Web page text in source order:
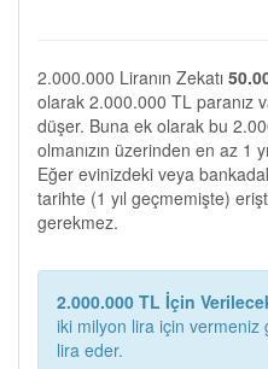
2.000.000 Liranın Zekatı
olarak 2.000.000 TL paranız
düşer. Buna ek olarak bu
olmanızın üzerinden en az 1
Eğer evinizdeki veya
tarihte (1 yıl geçmemişte)
gerekmez.
2.000.000 TL İçin
iki milyon lira için vermeniz
lira eder.